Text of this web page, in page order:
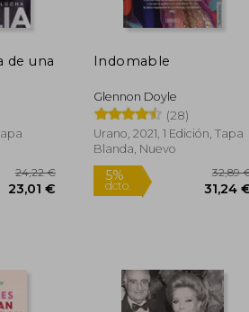
5%
de una
Palmer
Indomable
Glennon Doyle
(28)
Urano, 2021, 1 Edición, Tapa
Blanda, Nuevo